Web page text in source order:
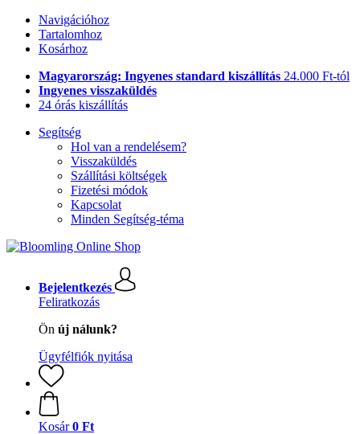
Navigációhoz
Tartalomhoz
Kosárhoz
Magyarország: Ingyenes standard kiszállítás 24.000 Ft-tól
Ingyenes visszaküldés
24 órás kiszállítás
Segítség
Hol van a rendelésem?
Visszaküldés
Szállítási költségek
Fizetési módok
Kapcsolat
Minden Segítség-téma
Bejelentkezés
Feliratkozás
Ön új nálunk?
Ügyfélfiók nyitása
Kosár 0 Ft